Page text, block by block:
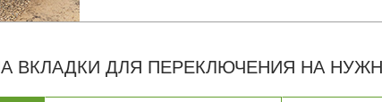
ВКЛАДКИ ДЛЯ ПЕРЕКЛЮЧЕНИЯ НА